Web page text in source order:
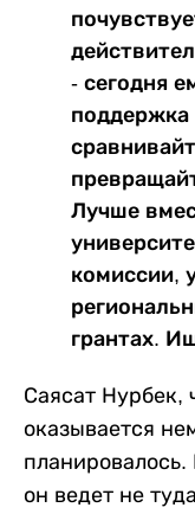
- сегодня
Лучше
комиссии,
грантах.
Саясат Нурбек,
оказывается
планировалось.
он ведет не